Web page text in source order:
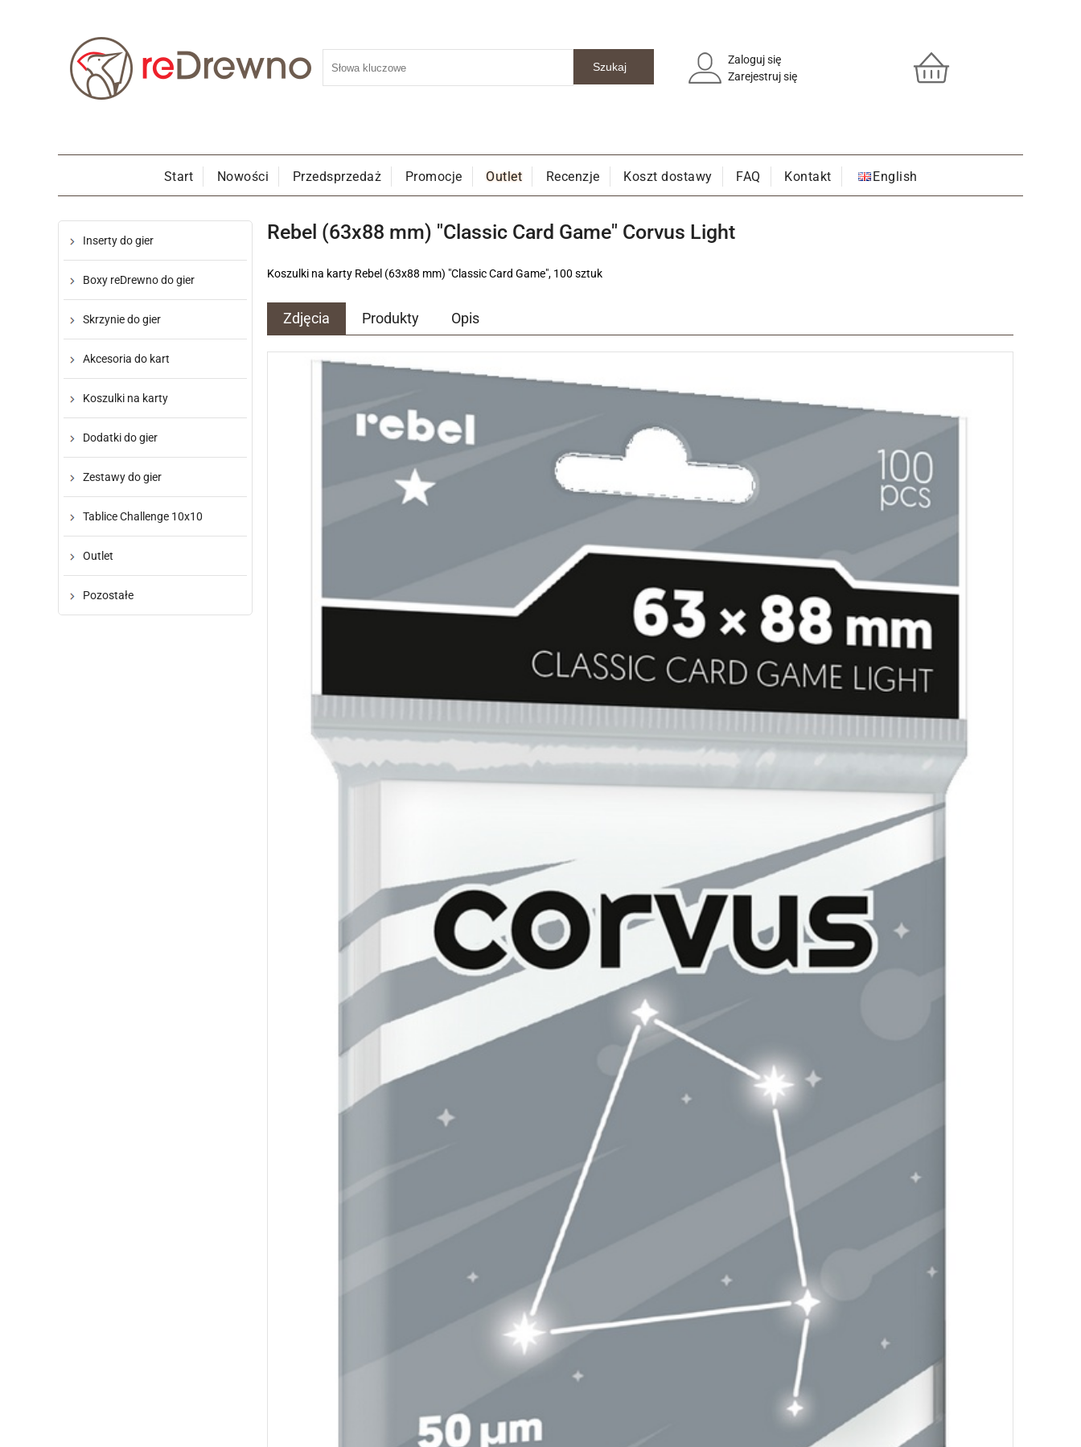
Zaloguj się
Zarejestruj się
Start Nowości Przedsprzedaż Promocje Outlet Recenzje Koszt dostawy FAQ Kontakt English
Inserty do gier
Boxy reDrewno do gier
Skrzynie do gier
Akcesoria do kart
Koszulki na karty
Dodatki do gier
Zestawy do gier
Tablice Challenge 10x10
Outlet
Pozostałe
Rebel (63x88 mm) "Classic Card Game" Corvus Light
Koszulki na karty Rebel (63x88 mm) "Classic Card Game", 100 sztuk
Zdjęcia Produkty Opis